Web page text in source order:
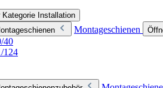
Installation
Montageschienen
40
124